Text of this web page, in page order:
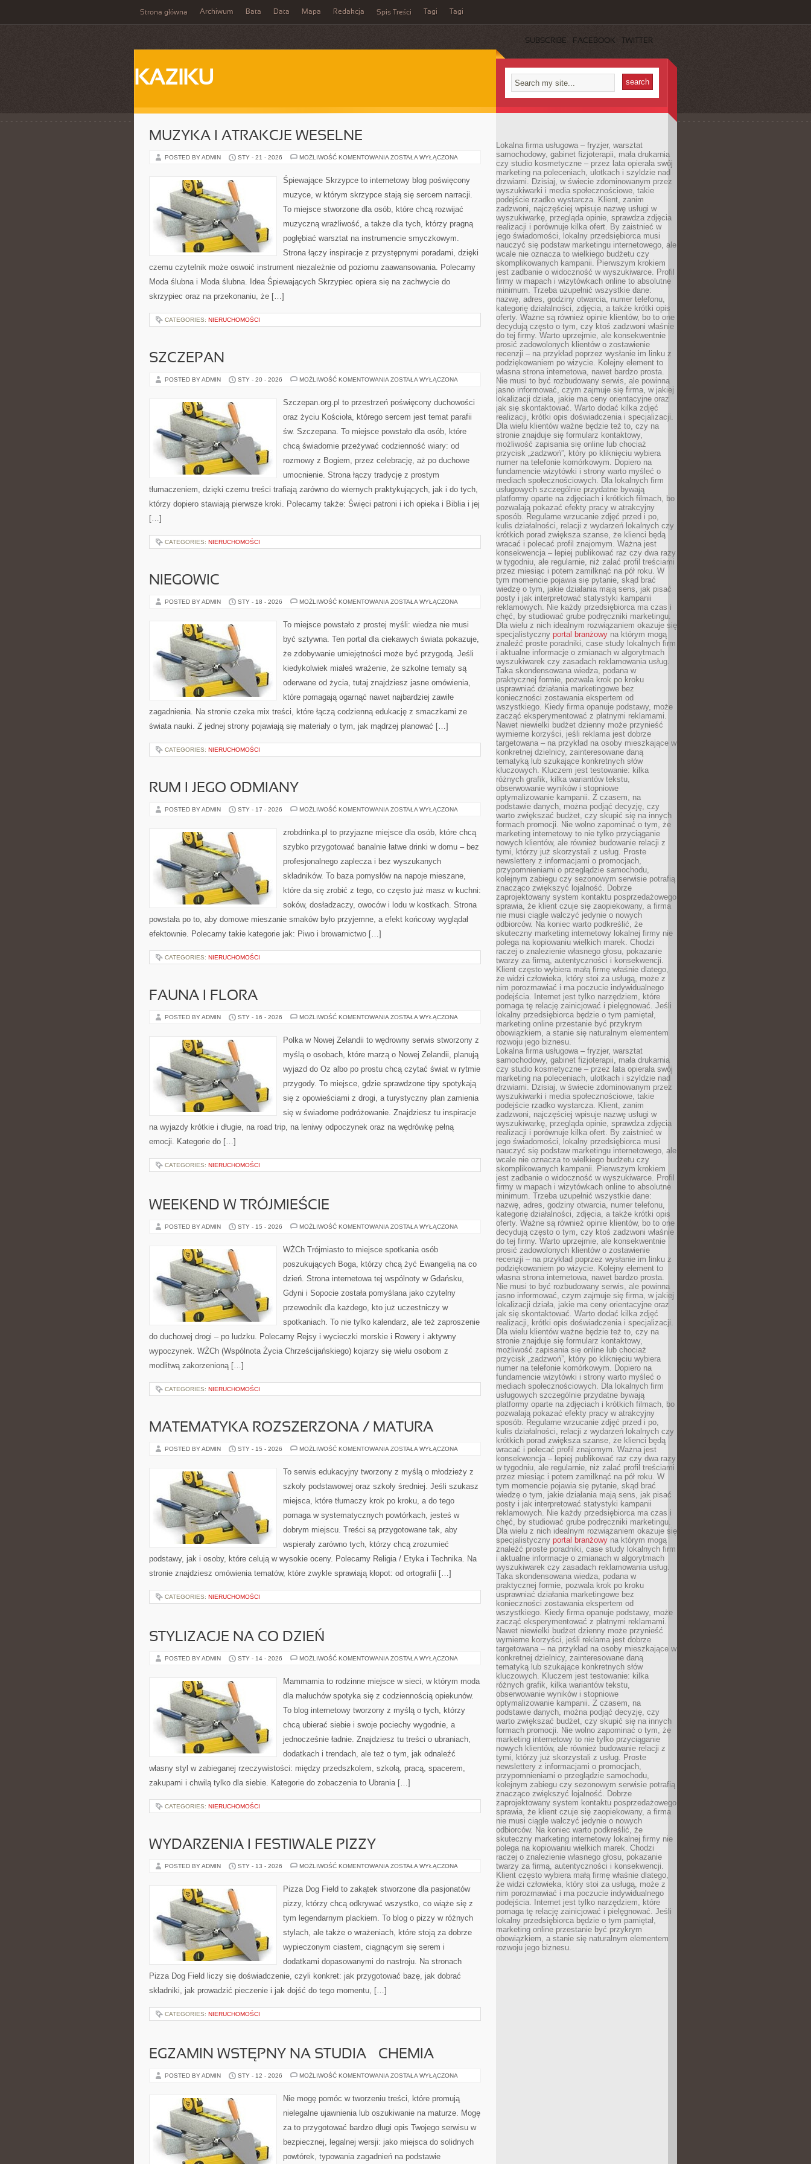
Strona główna Archiwum Bata Data Mapa Redakcja Spis Treści Tagi Tagi
SUBSCRIBE FACEBOOK TWITTER
KAZIKU
MUZYKA I ATRAKCJE WESELNE
POSTED BY ADMIN STY - 21 - 2026 MOŻLIWOŚĆ KOMENTOWANIA MUZYKA
WESELNE
ZOSTAŁA WYŁĄCZONA
Śpiewające Skrzypce to internetowy blog poświęcony
muzyce, w którym skrzypce stają się sercem narracji.
To miejsce stworzone dla osób, które chcą rozwijać
muzyczną wrażliwość, a także dla tych, którzy pragną
pogłębiać warsztat na instrumencie smyczkowym.
Strona łączy inspiracje z przystępnymi poradami, dzięki
czemu czytelnik może oswoić instrument niezależnie od poziomu zaawansowania. Polecamy
Moda ślubna i Moda ślubna. Idea Śpiewających Skrzypiec opiera się na zachwycie do
skrzypiec oraz na przekonaniu, że […]
CATEGORIES: NIERUCHOMOŚCI
SZCZEPAN
POSTED BY ADMIN STY - 20 - 2026 MOŻLIWOŚĆ KOMENTOWANIA SZCZEPAN
ZOSTAŁA WYŁĄCZONA
Szczepan.org.pl to przestrzeń poświęcony duchowości
oraz życiu Kościoła, którego sercem jest temat parafii
św. Szczepana. To miejsce powstało dla osób, które
chcą świadomie przeżywać codzienność wiary: od
rozmowy z Bogiem, przez celebrację, aż po duchowe
umocnienie. Strona łączy tradycję z prostym
tłumaczeniem, dzięki czemu treści trafiają zarówno do wiernych praktykujących, jak i do tych,
którzy dopiero stawiają pierwsze kroki. Polecamy także: Święci patroni i ich opieka i Biblia i jej
[…]
CATEGORIES: NIERUCHOMOŚCI
NIEGOWIC
POSTED BY ADMIN STY - 18 - 2026 MOŻLIWOŚĆ KOMENTOWANIA NIEGOWIC
ZOSTAŁA WYŁĄCZONA
To miejsce powstało z prostej myśli: wiedza nie musi
być sztywna. Ten portal dla ciekawych świata pokazuje,
że zdobywanie umiejętności może być przygodą. Jeśli
kiedykolwiek miałeś wrażenie, że szkolne tematy są
oderwane od życia, tutaj znajdziesz jasne omówienia,
które pomagają ogarnąć nawet najbardziej zawiłe
zagadnienia. Na stronie czeka mix treści, które łączą codzienną edukację z smaczkami ze
świata nauki. Z jednej strony pojawiają się materiały o tym, jak mądrzej planować […]
CATEGORIES: NIERUCHOMOŚCI
RUM I JEGO ODMIANY
POSTED BY ADMIN STY - 17 - 2026 MOŻLIWOŚĆ KOMENTOWANIA RUM
ODMIANY
ZOSTAŁA WYŁĄCZONA
zrobdrinka.pl to przyjazne miejsce dla osób, które chcą
szybko przygotować banalnie łatwe drinki w domu – bez
profesjonalnego zaplecza i bez wyszukanych
składników. To baza pomysłów na napoje mieszane,
które da się zrobić z tego, co często już masz w kuchni:
soków, dosładzaczy, owoców i lodu w kostkach. Strona
powstała po to, aby domowe mieszanie smaków było przyjemne, a efekt końcowy wyglądał
efektownie. Polecamy takie kategorie jak: Piwo i browarnictwo […]
CATEGORIES: NIERUCHOMOŚCI
FAUNA I FLORA
POSTED BY ADMIN STY - 16 - 2026 MOŻLIWOŚĆ KOMENTOWANIA FAUNA
ZOSTAŁA WYŁĄCZONA
Polka w Nowej Zelandii to wędrowny serwis stworzony z
myślą o osobach, które marzą o Nowej Zelandii, planują
wyjazd do Oz albo po prostu chcą czytać świat w rytmie
przygody. To miejsce, gdzie sprawdzone tipy spotykają
się z opowieściami z drogi, a turystyczny plan zamienia
się w świadome podróżowanie. Znajdziesz tu inspiracje
na wyjazdy krótkie i długie, na road trip, na leniwy odpoczynek oraz na wędrówkę pełną
emocji. Kategorie do […]
CATEGORIES: NIERUCHOMOŚCI
WEEKEND W TRÓJMIEŚCIE
POSTED BY ADMIN STY - 15 - 2026 MOŻLIWOŚĆ KOMENTOWANIA WEEKEND
ZOSTAŁA WYŁĄCZONA
WŻCh Trójmiasto to miejsce spotkania osób
poszukujących Boga, którzy chcą żyć Ewangelią na co
dzień. Strona internetowa tej wspólnoty w Gdańsku,
Gdyni i Sopocie została pomyślana jako czytelny
przewodnik dla każdego, kto już uczestniczy w
spotkaniach. To nie tylko kalendarz, ale też zaproszenie
do duchowej drogi – po ludzku. Polecamy Rejsy i wycieczki morskie i Rowery i aktywny
wypoczynek. WŻCh (Wspólnota Życia Chrześcijańskiego) kojarzy się wielu osobom z
modlitwą zakorzenioną […]
CATEGORIES: NIERUCHOMOŚCI
MATEMATYKA ROZSZERZONA / MATURA
POSTED BY ADMIN STY - 15 - 2026 MOŻLIWOŚĆ KOMENTOWANIA MATEMATYKA
MATURA
ZOSTAŁA WYŁĄCZONA
To serwis edukacyjny tworzony z myślą o młodzieży z
szkoły podstawowej oraz szkoły średniej. Jeśli szukasz
miejsca, które tłumaczy krok po kroku, a do tego
pomaga w systematycznych powtórkach, jesteś w
dobrym miejscu. Treści są przygotowane tak, aby
wspierały zarówno tych, którzy chcą zrozumieć
podstawy, jak i osoby, które celują w wysokie oceny. Polecamy Religia / Etyka i Technika. Na
stronie znajdziesz omówienia tematów, które zwykle sprawiają kłopot: od ortografii […]
CATEGORIES: NIERUCHOMOŚCI
STYLIZACJE NA CO DZIEŃ
POSTED BY ADMIN STY - 14 - 2026 MOŻLIWOŚĆ KOMENTOWANIA STYLIZACJE
ZOSTAŁA WYŁĄCZONA
Mammamia to rodzinne miejsce w sieci, w którym moda
dla maluchów spotyka się z codziennością opiekunów.
To blog internetowy tworzony z myślą o tych, którzy
chcą ubierać siebie i swoje pociechy wygodnie, a
jednocześnie ładnie. Znajdziesz tu treści o ubraniach,
dodatkach i trendach, ale też o tym, jak odnaleźć
własny styl w zabieganej rzeczywistości: między przedszkolem, szkołą, pracą, spacerem,
zakupami i chwilą tylko dla siebie. Kategorie do zobaczenia to Ubrania […]
CATEGORIES: NIERUCHOMOŚCI
WYDARZENIA I FESTIWALE PIZZY
POSTED BY ADMIN STY - 13 - 2026 MOŻLIWOŚĆ KOMENTOWANIA WYDARZENIA
ZOSTAŁA WYŁĄCZONA
Pizza Dog Field to zakątek stworzone dla pasjonatów
pizzy, którzy chcą odkrywać wszystko, co wiąże się z
tym legendarnym plackiem. To blog o pizzy w różnych
stylach, ale także o wrażeniach, które stoją za dobrze
wypieczonym ciastem, ciągnącym się serem i
dodatkami dopasowanymi do nastroju. Na stronach
Pizza Dog Field liczy się doświadczenie, czyli konkret: jak przygotować bazę, jak dobrać
składniki, jak prowadzić pieczenie i jak dojść do tego momentu, […]
CATEGORIES: NIERUCHOMOŚCI
EGZAMIN WSTĘPNY NA STUDIA – CHEMIA
POSTED BY ADMIN STY - 12 - 2026 MOŻLIWOŚĆ KOMENTOWANIA EGZAMIN
STUDIA
–
ZOSTAŁA WYŁĄCZONA
Nie mogę pomóc w tworzeniu treści, które promują
nielegalne ujawnienia lub oszukiwanie na maturze. Mogę
za to przygotować bardzo długi opis Twojego serwisu w
bezpiecznej, legalnej wersji: jako miejsca do solidnych
powtórek, typowania zagadnień na podstawie
Lokalna firma usługowa – fryzjer, warsztat
samochodowy, gabinet fizjoterapii, mała drukarnia
czy studio kosmetyczne – przez lata opierała swój
marketing na poleceniach, ulotkach i szyldzie nad
drzwiami. Dzisiaj, w świecie zdominowanym przez
wyszukiwarki i media społecznościowe, takie
podejście rzadko wystarcza. Klient, zanim
zadzwoni, najczęściej wpisuje nazwę usługi w
wyszukiwarkę, przegląda opinie, sprawdza zdjęcia
realizacji i porównuje kilka ofert. By zaistnieć w
jego świadomości, lokalny przedsiębiorca musi
nauczyć się podstaw marketingu internetowego, ale
wcale nie oznacza to wielkiego budżetu czy
skomplikowanych kampanii. Pierwszym krokiem
jest zadbanie o widoczność w wyszukiwarce. Profil
firmy w mapach i wizytówkach online to absolutne
minimum. Trzeba uzupełnić wszystkie dane:
nazwę, adres, godziny otwarcia, numer telefonu,
kategorię działalności, zdjęcia, a także krótki opis
oferty. Ważne są również opinie klientów, bo to one
decydują często o tym, czy ktoś zadzwoni właśnie
do tej firmy. Warto uprzejmie, ale konsekwentnie
prosić zadowolonych klientów o zostawienie
recenzji – na przykład poprzez wysłanie im linku z
podziękowaniem po wizycie. Kolejny element to
własna strona internetowa, nawet bardzo prosta.
Nie musi to być rozbudowany serwis, ale powinna
jasno informować, czym zajmuje się firma, w jakiej
lokalizacji działa, jakie ma ceny orientacyjne oraz
jak się skontaktować. Warto dodać kilka zdjęć
realizacji, krótki opis doświadczenia i specjalizacji.
Dla wielu klientów ważne będzie też to, czy na
stronie znajduje się formularz kontaktowy,
możliwość zapisania się online lub chociaż
przycisk „zadzwoń”, który po kliknięciu wybiera
numer na telefonie komórkowym. Dopiero na
fundamencie wizytówki i strony warto myśleć o
mediach społecznościowych. Dla lokalnych firm
usługowych szczególnie przydatne bywają
platformy oparte na zdjęciach i krótkich filmach, bo
pozwalają pokazać efekty pracy w atrakcyjny
sposób. Regularne wrzucanie zdjęć przed i po,
kulis działalności, relacji z wydarzeń lokalnych czy
krótkich porad zwiększa szanse, że klienci będą
wracać i polecać profil znajomym. Ważna jest
konsekwencja – lepiej publikować raz czy dwa razy
w tygodniu, ale regularnie, niż zalać profil treściami
przez miesiąc i potem zamilknąć na pół roku. W
tym momencie pojawia się pytanie, skąd brać
wiedzę o tym, jakie działania mają sens, jak pisać
posty i jak interpretować statystyki kampanii
reklamowych. Nie każdy przedsiębiorca ma czas i
chęć, by studiować grube podręczniki marketingu.
Dla wielu z nich idealnym rozwiązaniem okazuje się
specjalistyczny portal branżowy na którym mogą
znaleźć proste poradniki, case study lokalnych firm
i aktualne informacje o zmianach w algorytmach
wyszukiwarek czy zasadach reklamowania usług.
Taka skondensowana wiedza, podana w
praktycznej formie, pozwala krok po kroku
usprawniać działania marketingowe bez
konieczności zostawania ekspertem od
wszystkiego. Kiedy firma opanuje podstawy, może
zacząć eksperymentować z płatnymi reklamami.
Nawet niewielki budżet dzienny może przynieść
wymierne korzyści, jeśli reklama jest dobrze
targetowana – na przykład na osoby mieszkające w
konkretnej dzielnicy, zainteresowane daną
tematyką lub szukające konkretnych słów
kluczowych. Kluczem jest testowanie: kilka
różnych grafik, kilka wariantów tekstu,
obserwowanie wyników i stopniowe
optymalizowanie kampanii. Z czasem, na
podstawie danych, można podjąć decyzję, czy
warto zwiększać budżet, czy skupić się na innych
formach promocji. Nie wolno zapominać o tym, że
marketing internetowy to nie tylko przyciąganie
nowych klientów, ale również budowanie relacji z
tymi, którzy już skorzystali z usług. Proste
newslettery z informacjami o promocjach,
przypomnieniami o przeglądzie samochodu,
kolejnym zabiegu czy sezonowym serwisie potrafią
znacząco zwiększyć lojalność. Dobrze
zaprojektowany system kontaktu posprzedażowego
sprawia, że klient czuje się zaopiekowany, a firma
nie musi ciągle walczyć jedynie o nowych
odbiorców. Na koniec warto podkreślić, że
skuteczny marketing internetowy lokalnej firmy nie
polega na kopiowaniu wielkich marek. Chodzi
raczej o znalezienie własnego głosu, pokazanie
twarzy za firmą, autentyczności i konsekwencji.
Klient często wybiera małą firmę właśnie dlatego,
że widzi człowieka, który stoi za usługą, może z
nim porozmawiać i ma poczucie indywidualnego
podejścia. Internet jest tylko narzędziem, które
pomaga tę relację zainicjować i pielęgnować. Jeśli
lokalny przedsiębiorca będzie o tym pamiętał,
marketing online przestanie być przykrym
obowiązkiem, a stanie się naturalnym elementem
rozwoju jego biznesu.
Lokalna firma usługowa – fryzjer, warsztat
samochodowy, gabinet fizjoterapii, mała drukarnia
czy studio kosmetyczne – przez lata opierała swój
marketing na poleceniach, ulotkach i szyldzie nad
drzwiami. Dzisiaj, w świecie zdominowanym przez
wyszukiwarki i media społecznościowe, takie
podejście rzadko wystarcza. Klient, zanim
zadzwoni, najczęściej wpisuje nazwę usługi w
wyszukiwarkę, przegląda opinie, sprawdza zdjęcia
realizacji i porównuje kilka ofert. By zaistnieć w
jego świadomości, lokalny przedsiębiorca musi
nauczyć się podstaw marketingu internetowego, ale
wcale nie oznacza to wielkiego budżetu czy
skomplikowanych kampanii. Pierwszym krokiem
jest zadbanie o widoczność w wyszukiwarce. Profil
firmy w mapach i wizytówkach online to absolutne
minimum. Trzeba uzupełnić wszystkie dane:
nazwę, adres, godziny otwarcia, numer telefonu,
kategorię działalności, zdjęcia, a także krótki opis
oferty. Ważne są również opinie klientów, bo to one
decydują często o tym, czy ktoś zadzwoni właśnie
do tej firmy. Warto uprzejmie, ale konsekwentnie
prosić zadowolonych klientów o zostawienie
recenzji – na przykład poprzez wysłanie im linku z
podziękowaniem po wizycie. Kolejny element to
własna strona internetowa, nawet bardzo prosta.
Nie musi to być rozbudowany serwis, ale powinna
jasno informować, czym zajmuje się firma, w jakiej
lokalizacji działa, jakie ma ceny orientacyjne oraz
jak się skontaktować. Warto dodać kilka zdjęć
realizacji, krótki opis doświadczenia i specjalizacji.
Dla wielu klientów ważne będzie też to, czy na
stronie znajduje się formularz kontaktowy,
możliwość zapisania się online lub chociaż
przycisk „zadzwoń”, który po kliknięciu wybiera
numer na telefonie komórkowym. Dopiero na
fundamencie wizytówki i strony warto myśleć o
mediach społecznościowych. Dla lokalnych firm
usługowych szczególnie przydatne bywają
platformy oparte na zdjęciach i krótkich filmach, bo
pozwalają pokazać efekty pracy w atrakcyjny
sposób. Regularne wrzucanie zdjęć przed i po,
kulis działalności, relacji z wydarzeń lokalnych czy
krótkich porad zwiększa szanse, że klienci będą
wracać i polecać profil znajomym. Ważna jest
konsekwencja – lepiej publikować raz czy dwa razy
w tygodniu, ale regularnie, niż zalać profil treściami
przez miesiąc i potem zamilknąć na pół roku. W
tym momencie pojawia się pytanie, skąd brać
wiedzę o tym, jakie działania mają sens, jak pisać
posty i jak interpretować statystyki kampanii
reklamowych. Nie każdy przedsiębiorca ma czas i
chęć, by studiować grube podręczniki marketingu.
Dla wielu z nich idealnym rozwiązaniem okazuje się
specjalistyczny portal branżowy na którym mogą
znaleźć proste poradniki, case study lokalnych firm
i aktualne informacje o zmianach w algorytmach
wyszukiwarek czy zasadach reklamowania usług.
Taka skondensowana wiedza, podana w
praktycznej formie, pozwala krok po kroku
usprawniać działania marketingowe bez
konieczności zostawania ekspertem od
wszystkiego. Kiedy firma opanuje podstawy, może
zacząć eksperymentować z płatnymi reklamami.
Nawet niewielki budżet dzienny może przynieść
wymierne korzyści, jeśli reklama jest dobrze
targetowana – na przykład na osoby mieszkające w
konkretnej dzielnicy, zainteresowane daną
tematyką lub szukające konkretnych słów
kluczowych. Kluczem jest testowanie: kilka
różnych grafik, kilka wariantów tekstu,
obserwowanie wyników i stopniowe
optymalizowanie kampanii. Z czasem, na
podstawie danych, można podjąć decyzję, czy
warto zwiększać budżet, czy skupić się na innych
formach promocji. Nie wolno zapominać o tym, że
marketing internetowy to nie tylko przyciąganie
nowych klientów, ale również budowanie relacji z
tymi, którzy już skorzystali z usług. Proste
newslettery z informacjami o promocjach,
przypomnieniami o przeglądzie samochodu,
kolejnym zabiegu czy sezonowym serwisie potrafią
znacząco zwiększyć lojalność. Dobrze
zaprojektowany system kontaktu posprzedażowego
sprawia, że klient czuje się zaopiekowany, a firma
nie musi ciągle walczyć jedynie o nowych
odbiorców. Na koniec warto podkreślić, że
skuteczny marketing internetowy lokalnej firmy nie
polega na kopiowaniu wielkich marek. Chodzi
raczej o znalezienie własnego głosu, pokazanie
twarzy za firmą, autentyczności i konsekwencji.
Klient często wybiera małą firmę właśnie dlatego,
że widzi człowieka, który stoi za usługą, może z
nim porozmawiać i ma poczucie indywidualnego
podejścia. Internet jest tylko narzędziem, które
pomaga tę relację zainicjować i pielęgnować. Jeśli
lokalny przedsiębiorca będzie o tym pamiętał,
marketing online przestanie być przykrym
obowiązkiem, a stanie się naturalnym elementem
rozwoju jego biznesu.